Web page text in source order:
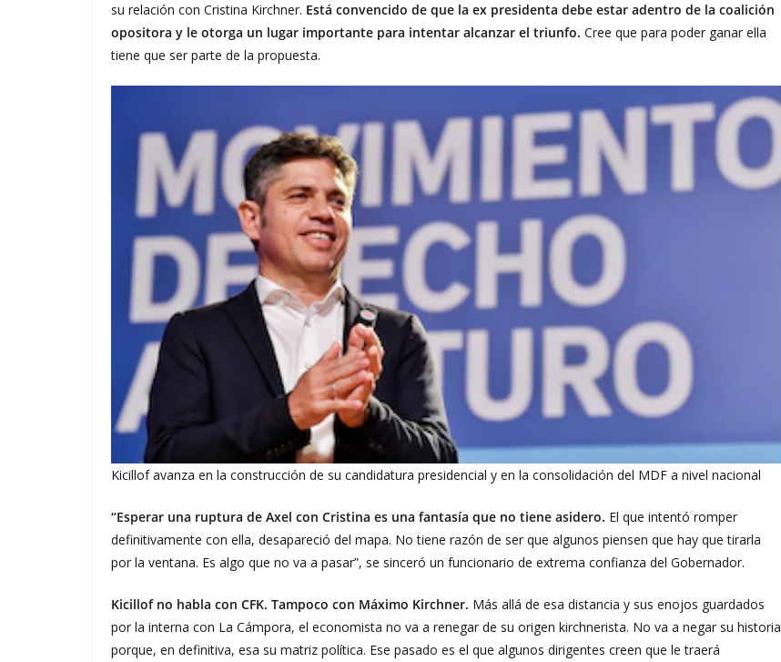
su relación con Cristina Kirchner. Está convencido de que la ex presidenta debe estar adentro de la coalición
opositora y le otorga un lugar importante para intentar alcanzar el triunfo. Cree que para poder ganar ella
tiene que ser parte de la propuesta.
Kicillof avanza en la construcción de su candidatura presidencial y en la consolidación del MDF a nivel nacional
“Esperar una ruptura de Axel con Cristina es una fantasía que no tiene asidero. El que intentó romper
definitivamente con ella, desapareció del mapa. No tiene razón de ser que algunos piensen que hay que tirarla
por la ventana. Es algo que no va a pasar”, se sinceró un funcionario de extrema confianza del Gobernador.
Kicillof no habla con CFK. Tampoco con Máximo Kirchner. Más allá de esa distancia y sus enojos guardados
por la interna con La Cámpora, el economista no va a renegar de su origen kirchnerista. No va a negar su historia
porque, en definitiva, esa su matriz política. Ese pasado es el que algunos dirigentes creen que le traerá